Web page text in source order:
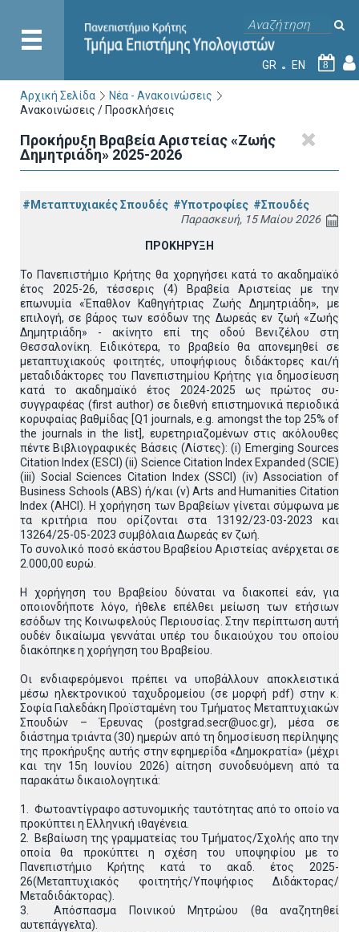
GR EN 8
Αρχική Σελίδα
Νέα - Ανακοινώσεις
Ανακοινώσεις / Προσκλήσεις
Προκήρυξη Βραβεία Αριστείας «Ζωής
Δημητριάδη» 2025-2026
#Μεταπτυχιακές Σπουδές #Υποτροφίες #Σπουδές
Παρασκευή, 15 Μαίου 2026
ΠΡΟΚΗΡΥΞΗ
Το Πανεπιστήμιο Κρήτης θα χορηγήσει κατά το ακαδημαϊκό
έτος 2025-26, τέσσερις (4) Βραβεία Αριστείας με την
επωνυμία «Έπαθλον Καθηγήτριας Ζωής Δημητριάδη», με
επιλογή, σε βάρος των εσόδων της Δωρεάς εν ζωή «Ζωής
Δημητριάδη» - ακίνητο επί της οδού Βενιζέλου στη
Θεσσαλονίκη. Ειδικότερα, το βραβείο θα απονεμηθεί σε
μεταπτυχιακούς φοιτητές, υποψήφιους διδάκτορες και/ή
μεταδιδάκτορες του Πανεπιστημίου Κρήτης για δημοσίευση
κατά το ακαδημαϊκό έτος 2024-2025 ως πρώτος συ-
συγγραφέας (first author) σε διεθνή επιστημονικά περιοδικά
κορυφαίας βαθμίδας [Q1 journals, e.g. amongst the top 25% of
the journals in the list], ευρετηριαζομένων στις ακόλουθες
πέντε Βιβλιογραφικές Βάσεις (Λίστες): (i) Emerging Sources
Citation Index (ESCI) (ii) Science Citation Index Expanded (SCIE)
(iii) Social Sciences Citation Index (SSCI) (iv) Association of
Business Schools (ABS) ή/και (v) Arts and Humanities Citation
Index (AHCI). Η χορήγηση των Βραβείων γίνεται σύμφωνα με
τα κριτήρια που ορίζονται στα 13192/23-03-2023 και
13264/25-05-2023 συμβόλαια Δωρεάς εν ζωή.
Το συνολικό ποσό εκάστου Βραβείου Αριστείας ανέρχεται σε
2.000,00 ευρώ.
Η χορήγηση του Βραβείου δύναται να διακοπεί εάν, για
οποιονδήποτε λόγο, ήθελε επέλθει μείωση των ετήσιων
εσόδων της Κοινωφελούς Περιουσίας. Στην περίπτωση αυτή
ουδέν δικαίωμα γεννάται υπέρ του δικαιούχου του οποίου
διακόπηκε η χορήγηση του Βραβείου.
Οι ενδιαφερόμενοι πρέπει να υποβάλλουν αποκλειστικά
μέσω ηλεκτρονικού ταχυδρομείου (σε μορφή pdf) στην κ.
Σοφία Γιαλεδάκη Προϊσταμένη του Τμήματος Μεταπτυχιακών
Σπουδών – Έρευνας (postgrad.secr@uoc.gr), μέσα σε
διάστημα τριάντα (30) ημερών από τη δημοσίευση περίληψης
της προκήρυξης αυτής στην εφημερίδα «Δημοκρατία» (μέχρι
και την 15η Ιουνίου 2026) αίτηση συνοδευόμενη από τα
παρακάτω δικαιολογητικά:
1. Φωτοαντίγραφο αστυνομικής ταυτότητας από το οποίο να
προκύπτει η Ελληνική ιθαγένεια.
2. Βεβαίωση της γραμματείας του Τμήματος/Σχολής απο την
οποία θα προκύπτει η σχέση του υποψηφίου με το
Πανεπιστήμιο Κρήτης κατά το ακαδ. έτος 2025-
26(Μεταπτυχιακός φοιτητής/Υποψήφιος Διδάκτορας/
Μεταδιδάκτορας).
3. Απόσπασμα Ποινικού Μητρώου (θα αναζητηθεί
αυτεπάγγελτα).